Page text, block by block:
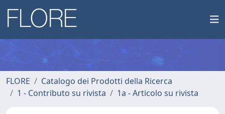
FLORE
Catalogo dei Prodotti della Ricerca
1 - Contributo su rivista
1a - Articolo su rivista